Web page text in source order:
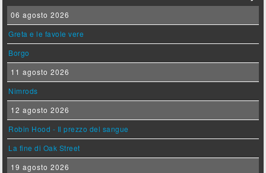
06 agosto 2026
Greta e le favole vere
Borgo
11 agosto 2026
Nimrods
12 agosto 2026
Robin Hood - Il prezzo del sangue
La fine di Oak Street
19 agosto 2026